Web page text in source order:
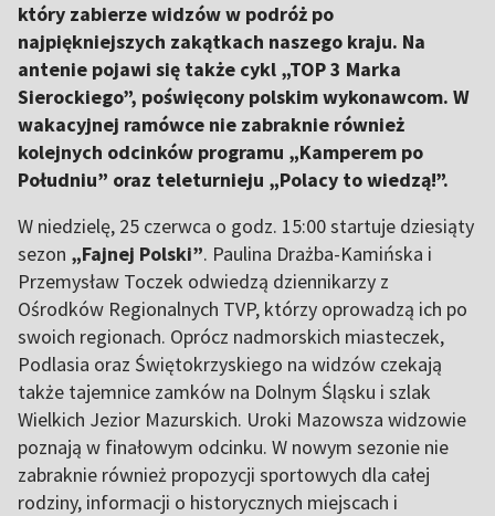
który zabierze widzów w podróż po
najpiękniejszych zakątkach naszego kraju. Na
antenie pojawi się także cykl „TOP 3 Marka
Sierockiego”, poświęcony polskim wykonawcom. W
wakacyjnej ramówce nie zabraknie również
kolejnych odcinków programu „Kamperem po
Południu” oraz teleturnieju „Polacy to wiedzą!”.
W niedzielę, 25 czerwca o godz. 15:00 startuje dziesiąty
sezon „Fajnej Polski”. Paulina Drażba-Kamińska i
Przemysław Toczek odwiedzą dziennikarzy z
Ośrodków Regionalnych TVP, którzy oprowadzą ich po
swoich regionach. Oprócz nadmorskich miasteczek,
Podlasia oraz Świętokrzyskiego na widzów czekają
także tajemnice zamków na Dolnym Śląsku i szlak
Wielkich Jezior Mazurskich. Uroki Mazowsza widzowie
poznają w finałowym odcinku. W nowym sezonie nie
zabraknie również propozycji sportowych dla całej
rodziny, informacji o historycznych miejscach i